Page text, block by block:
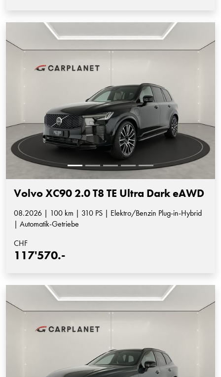
Volvo XC90 2.0 T8 TE Ultra Dark eAWD
08.2026 | 100 km | 310 PS | Elektro/Benzin Plug-in-Hybrid
| Automatik-Getriebe
CHF
117'570.-